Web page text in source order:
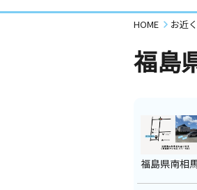
HOME お近
福島
福島県南相